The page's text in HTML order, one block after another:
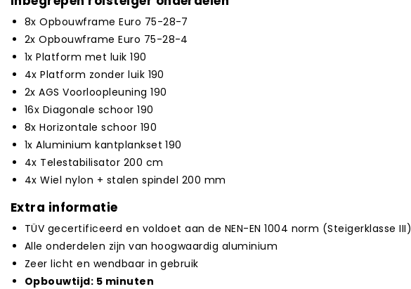
8x Opbouwframe Euro 75-28-7
2x Opbouwframe Euro 75-28-4
1x Platform met luik 190
4x Platform zonder luik 190
2x AGS Voorloopleuning 190
16x Diagonale schoor 190
8x Horizontale schoor 190
1x Aluminium kantplankset 190
4x Telestabilisator 200 cm
4x Wiel nylon + stalen spindel 200 mm
Extra informatie
TÜV gecertificeerd en voldoet aan de NEN-EN 1004 norm (Steigerklasse III)
Alle onderdelen zijn van hoogwaardig aluminium
Zeer licht en wendbaar in gebruik
Opbouwtijd: 5 minuten